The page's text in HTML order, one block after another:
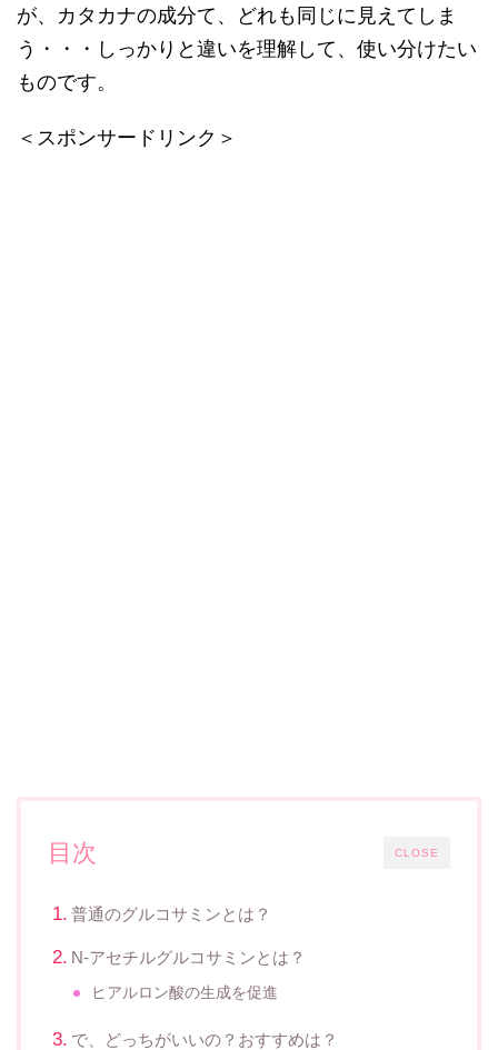
が、カタカナの成分て、どれも同じに見えてしま
う・・・ しっかりと違いを理解して、使い分けたい
ものです。
＜スポンサードリンク＞
CLOSE
目次
普通のグルコサミンとは？
N-アセチルグルコサミンとは？
ヒアルロン酸の生成を促進
で、どっちがいいの？おすすめは？